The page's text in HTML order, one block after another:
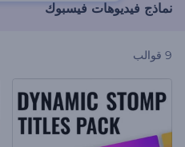
نماذج فيديوهات فيسبوك
9 قوالب